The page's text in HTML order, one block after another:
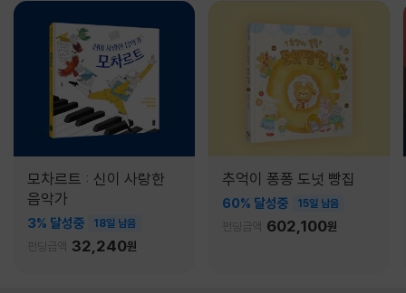
모차르트 : 신이 사랑한
음악가
3% 달성중 18일 남음
펀딩금액 32,240원
추억이 퐁퐁 도넛 빵집
60% 달성중 15일 남음
펀딩금액 602,100원